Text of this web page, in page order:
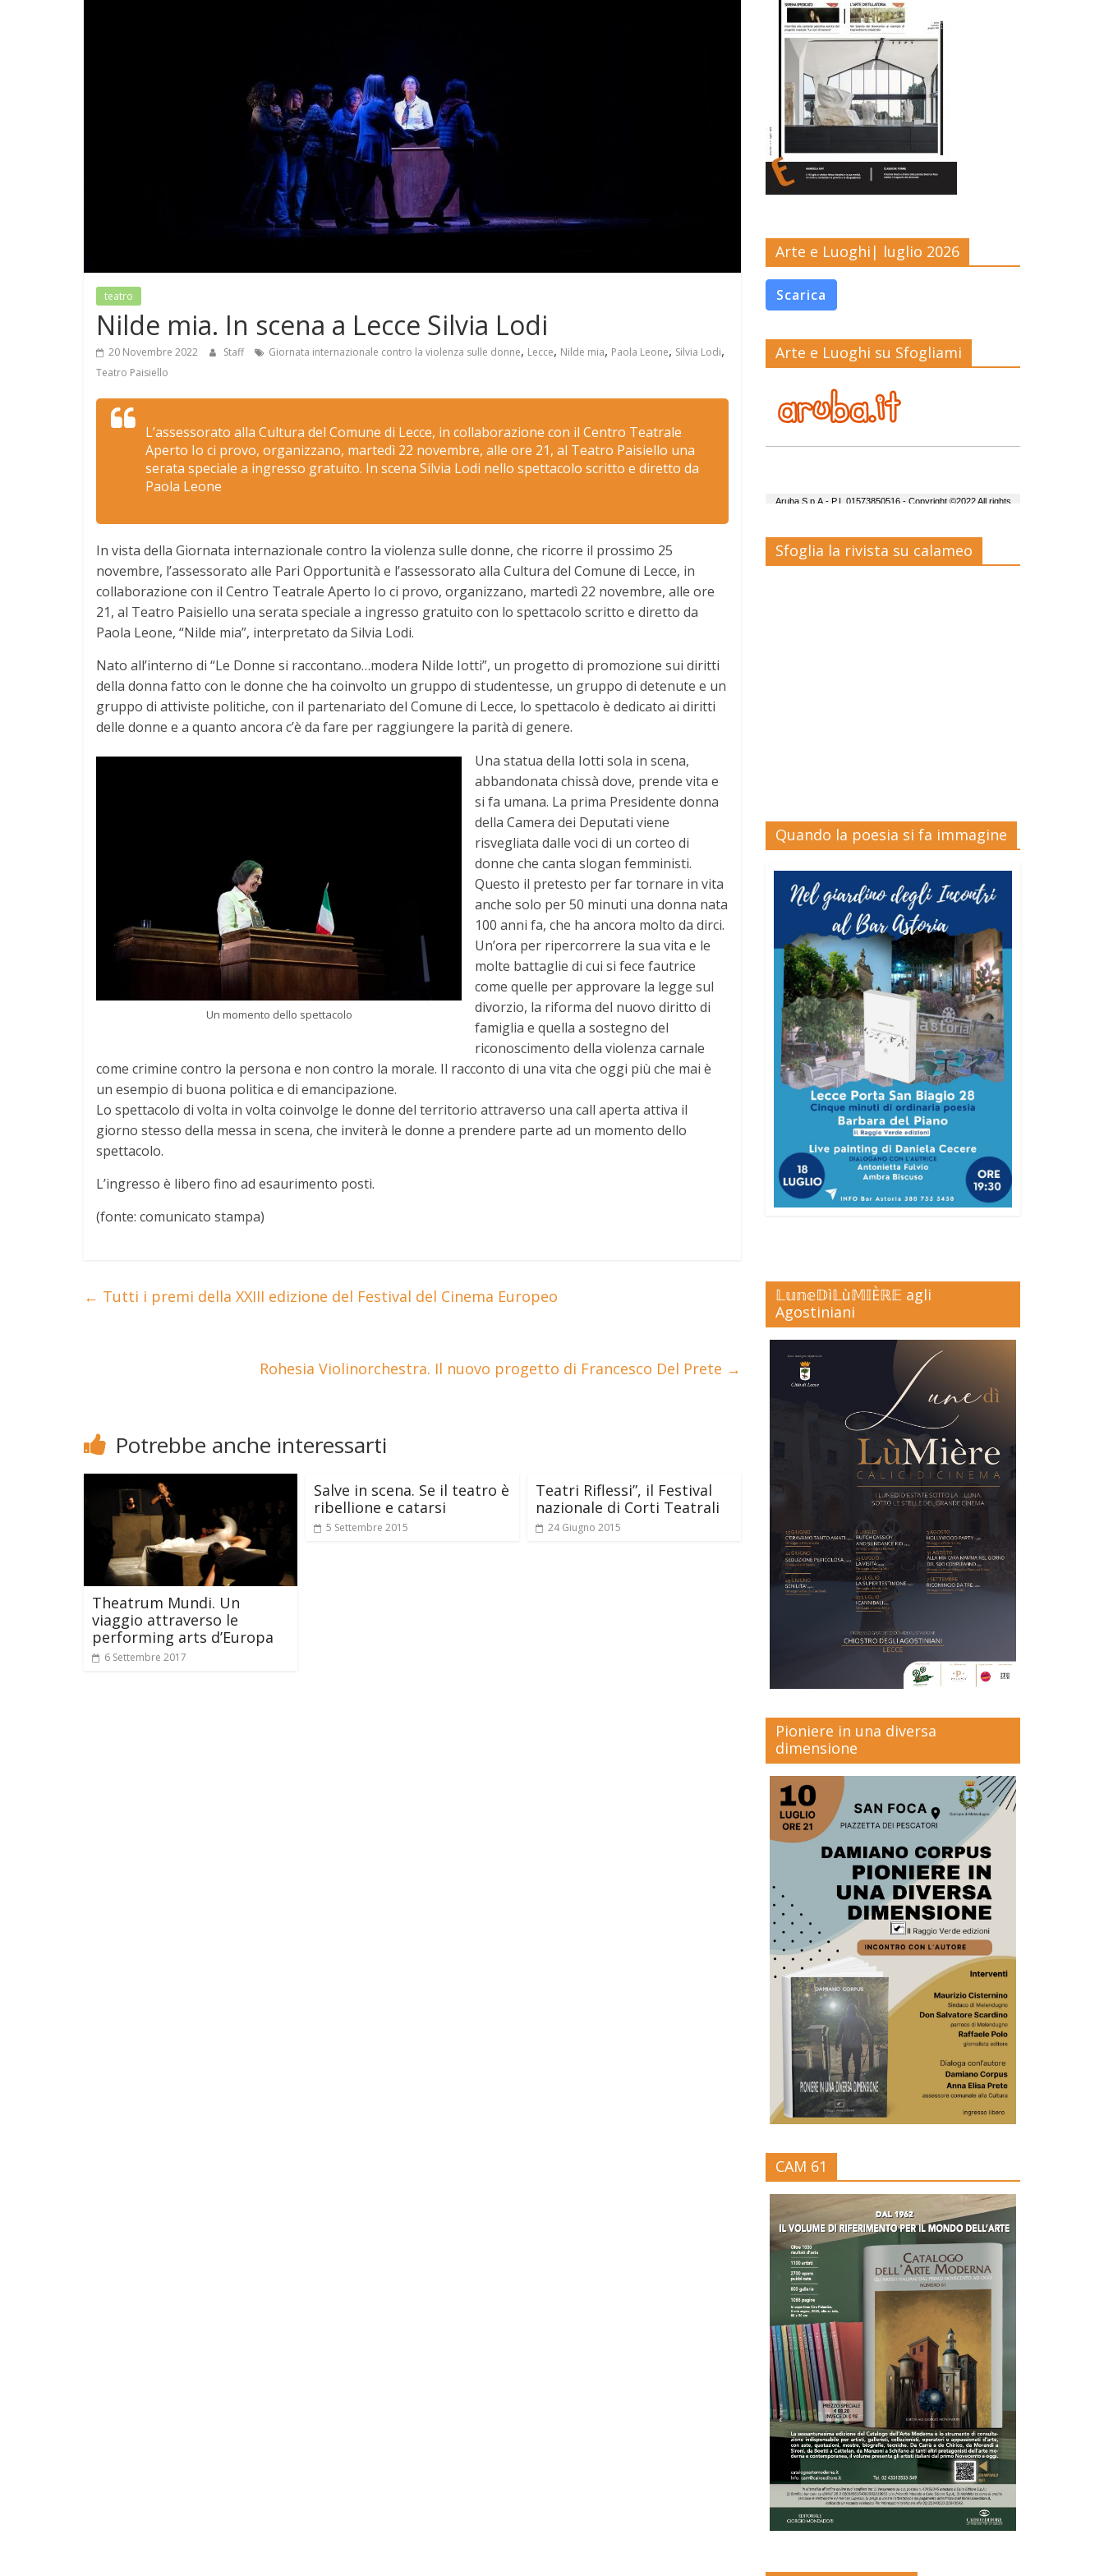
teatro
Nilde mia. In scena a Lecce Silvia Lodi
20 Novembre 2022 Staff Giornata internazionale contro la violenza sulle donne, Lecce, Nilde mia, Paola Leone, Silvia Lodi,
Teatro Paisiello
L’assessorato alla Cultura del Comune di Lecce, in collaborazione con il Centro Teatrale
Aperto Io ci provo, organizzano, martedì 22 novembre, alle ore 21, al Teatro Paisiello una
serata speciale a ingresso gratuito. In scena Silvia Lodi nello spettacolo scritto e diretto da
Paola Leone
In vista della Giornata internazionale contro la violenza sulle donne, che ricorre il prossimo 25
novembre, l’assessorato alle Pari Opportunità e l’assessorato alla Cultura del Comune di Lecce, in
collaborazione con il Centro Teatrale Aperto Io ci provo, organizzano, martedì 22 novembre, alle ore
21, al Teatro Paisiello una serata speciale a ingresso gratuito con lo spettacolo scritto e diretto da
Paola Leone, “Nilde mia”, interpretato da Silvia Lodi.
Nato all’interno di “Le Donne si raccontano…modera Nilde Iotti”, un progetto di promozione sui diritti
della donna fatto con le donne che ha coinvolto un gruppo di studentesse, un gruppo di detenute e un
gruppo di attiviste politiche, con il partenariato del Comune di Lecce, lo spettacolo è dedicato ai diritti
delle donne e a quanto ancora c’è da fare per raggiungere la parità di genere.
Un momento dello spettacolo
Una statua della Iotti sola in scena,
abbandonata chissà dove, prende vita e
si fa umana. La prima Presidente donna
della Camera dei Deputati viene
risvegliata dalle voci di un corteo di
donne che canta slogan femministi.
Questo il pretesto per far tornare in vita
anche solo per 50 minuti una donna nata
100 anni fa, che ha ancora molto da dirci.
Un’ora per ripercorrere la sua vita e le
molte battaglie di cui si fece fautrice
come quelle per approvare la legge sul
divorzio, la riforma del nuovo diritto di
famiglia e quella a sostegno del
riconoscimento della violenza carnale
come crimine contro la persona e non contro la morale. Il racconto di una vita che oggi più che mai è
un esempio di buona politica e di emancipazione.
Lo spettacolo di volta in volta coinvolge le donne del territorio attraverso una call aperta attiva il
giorno stesso della messa in scena, che inviterà le donne a prendere parte ad un momento dello
spettacolo.
L’ingresso è libero fino ad esaurimento posti.
(fonte: comunicato stampa)
← Tutti i premi della XXIII edizione del Festival del Cinema Europeo
Rohesia Violinorchestra. Il nuovo progetto di Francesco Del Prete →
Potrebbe anche interessarti
Theatrum Mundi. Un
viaggio attraverso le
performing arts d’Europa
6 Settembre 2017
Salve in scena. Se il teatro è
ribellione e catarsi
5 Settembre 2015
Teatri Riflessi”, il Festival
nazionale di Corti Teatrali
24 Giugno 2015
Arte e Luoghi| luglio 2026
Scarica
Arte e Luoghi su Sfogliami
Sfoglia la rivista su calameo
Quando la poesia si fa immagine
𝕃𝕦𝕟𝕖𝔻ì𝕃ù𝕄𝕀Èℝ𝔼 agli
Agostiniani
Pioniere in una diversa
dimensione
CAM 61